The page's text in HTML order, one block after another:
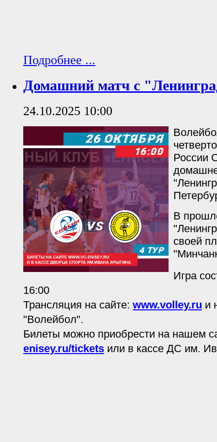
Подробнее ...
Домашний матч с
24.10.2025 10:00
России
В
своей
Игра
16:00
Трансляция на сайте: www.volley.ru и
"Волейбол".
Билеты можно приобрести на нашем
enisey.ru/tickets или в кассе ДС им.